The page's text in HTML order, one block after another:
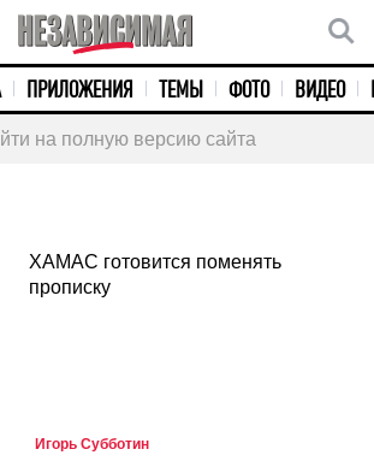
ПРИЛОЖЕНИЯ ТЕМЫ ФОТО ВИДЕО
на полную версию сайта
ХАМАС готовится поменять
прописку
Игорь Субботин